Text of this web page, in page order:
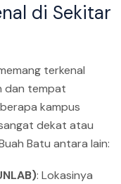
di Sekitar
terkenal
dan tempat
kampus
dekat atau
Batu antara lain:
: Lokasinya